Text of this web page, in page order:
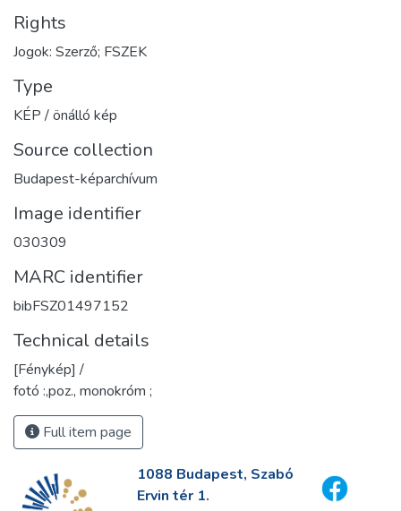
Rights
Jogok: Szerző; FSZEK
Type
KÉP / önálló kép
Source collection
Budapest-képarchívum
Image identifier
030309
MARC identifier
bibFSZ01497152
Technical details
[Fénykép] /
fotó :,poz., monokróm ;
Full item page
1088 Budapest, Szabó
Ervin tér 1.